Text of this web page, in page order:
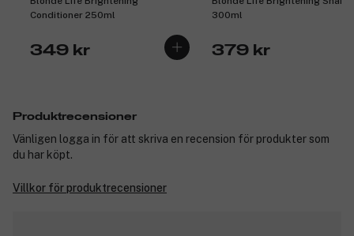
Conditioner 250ml
349 kr
300ml
379 kr
Produktrecensioner
Vänligen logga in för att skriva en recension för produkter som
du har köpt.
Villkor för produktrecensioner